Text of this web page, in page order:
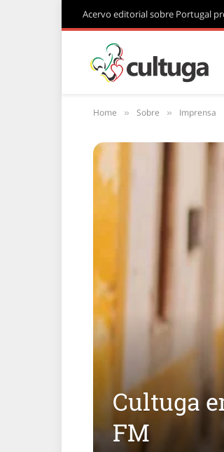
Acervo editorial sobre Portugal
Home » Sobre » Imprensa
Cultuga
FM